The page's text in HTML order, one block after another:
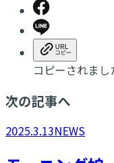
コピーされまし
次の記事へ
2025.3.13NEWS